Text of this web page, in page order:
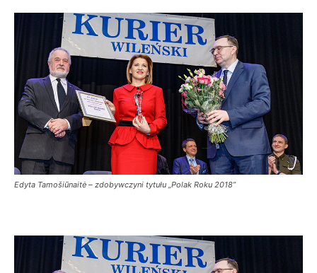
Edyta Tamošiūnaitė – zdobywczyni tytułu „Polak Roku 2018”